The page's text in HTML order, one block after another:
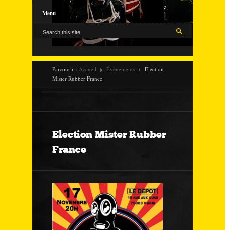
Menu
Parcourir : Accueil Évènements
Election
Mister Rubber France
Election Mister Rubber
France